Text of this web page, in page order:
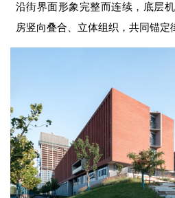
沿街界面形象完整而连续，底层
房竖向叠合、立体组织，共同锚定